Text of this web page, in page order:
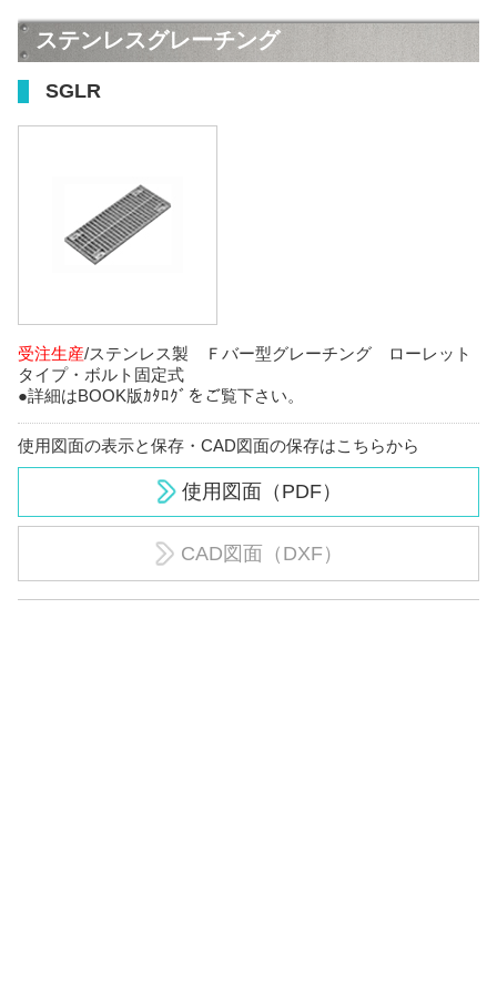
ステンレスグレーチング
SGLR
受注生産/ステンレス製 Ｆバー型グレーチング ローレット
タイプ・ボルト固定式
●詳細はBOOK版ｶﾀﾛｸﾞをご覧下さい。
使用図面の表示と保存・CAD図面の保存はこちらから
使用図面（PDF）
CAD図面（DXF）